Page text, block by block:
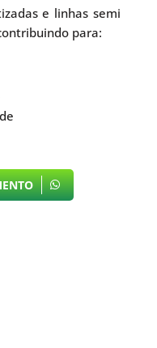
e linhas semi
para: